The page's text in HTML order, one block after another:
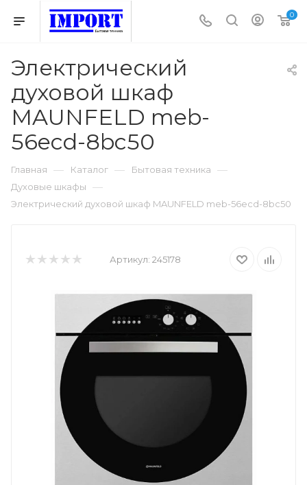
0
Электрический
духовой шкаф
MAUNFELD meb-
56ecd-8bc50
Главная — Каталог — Бытовая техника —
Духовые шкафы —
Электрический духовой шкаф MAUNFELD meb-56ecd-8bc50
Артикул: 245178